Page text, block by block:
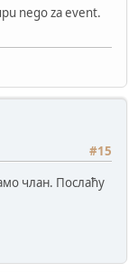
nego za event.
#15
члан. Послаћу